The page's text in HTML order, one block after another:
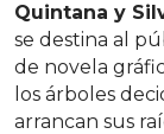
Quintana y
se destina al
de novela
los árboles
arrancan sus